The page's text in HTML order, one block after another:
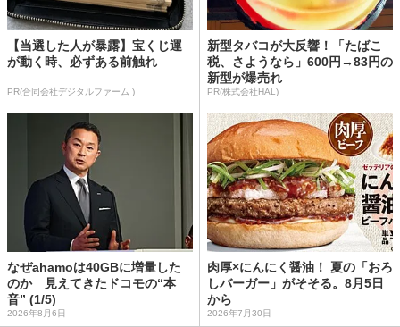
【当選した人が暴露】宝くじ運
が動く時、必ずある前触れ
PR(合同会社デジタルファーム )
新型タバコが大反響！「たばこ
税、さようなら」600円→83円の
新型が爆売れ
PR(株式会社HAL)
なぜahamoは40GBに増量した
のか 見えてきたドコモの“本
音” (1/5)
2026年8月6日
肉厚×にんにく醤油！ 夏の「おろ
しバーガー」がそそる。8月5日
から
2026年7月30日